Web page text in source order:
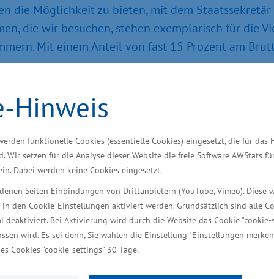
Hinweis
funktionelle Cookies (essentielle Cookies) eingesetzt, die für das
Wir setzen für die Analyse dieser Website die freie Software AWStats
Dabei werden keine Cookies eingesetzt.
Seiten Einbindungen von Drittanbietern (YouTube, Vimeo). Diese
in den Cookie-Einstellungen aktiviert werden. Grundsätzlich sind alle
Bei Aktivierung wird durch die Website das Cookie "cookie-
wird. Es sei denn, Sie wählen die Einstellung "Einstellungen
Cookies "cookie-settings" 30 Tage.
die Möglichkeit zu bieten, mit dem Staatssekretär
die wir besuchen, stehen exemplarisch für die
Mit einem Anteil von fast 15 Pro­zent am
GmbH, dem Netzwerk der
und aktuellen Entwicklungen der
Bauer, Geschäftsführer der BioCon Valley®GmbH.
Unter­nehmen mit ihren Lösungen in der
sowie für die zertifizierte Sicher­heit
®-Start-up- und